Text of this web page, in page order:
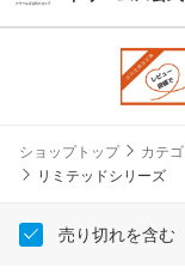
ショップトップ カテ
リミテッドシリーズ
売り切れを含む